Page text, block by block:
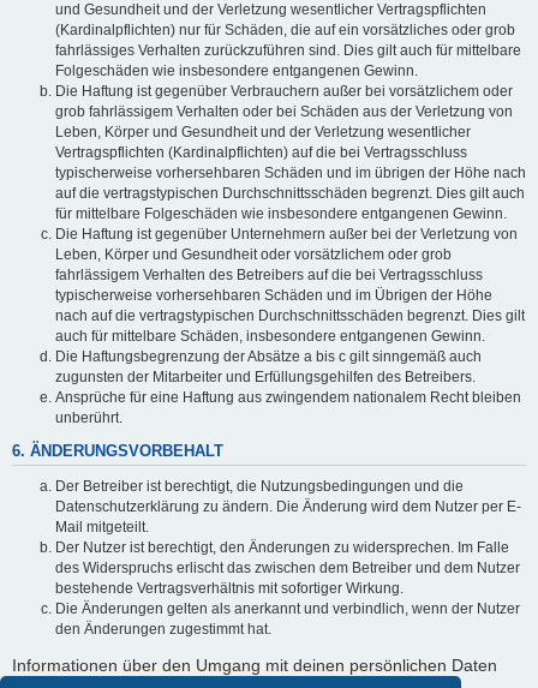
und Gesundheit und der Verletzung wesentlicher Vertragspflichten
(Kardinalpflichten) nur für Schäden, die auf ein vorsätzliches oder grob
fahrlässiges Verhalten zurückzuführen sind. Dies gilt auch für mittelbare
Folgeschäden wie insbesondere entgangenen Gewinn.
Die Haftung ist gegenüber Verbrauchern außer bei vorsätzlichem oder
grob fahrlässigem Verhalten oder bei Schäden aus der Verletzung von
Leben, Körper und Gesundheit und der Verletzung wesentlicher
Vertragspflichten (Kardinalpflichten) auf die bei Vertragsschluss
typischerweise vorhersehbaren Schäden und im übrigen der Höhe nach
auf die vertragstypischen Durchschnittsschäden begrenzt. Dies gilt auch
für mittelbare Folgeschäden wie insbesondere entgangenen Gewinn.
Die Haftung ist gegenüber Unternehmern außer bei der Verletzung von
Leben, Körper und Gesundheit oder vorsätzlichem oder grob
fahrlässigem Verhalten des Betreibers auf die bei Vertragsschluss
typischerweise vorhersehbaren Schäden und im Übrigen der Höhe
nach auf die vertragstypischen Durchschnittsschäden begrenzt. Dies gilt
auch für mittelbare Schäden, insbesondere entgangenen Gewinn.
Die Haftungsbegrenzung der Absätze a bis c gilt sinngemäß auch
zugunsten der Mitarbeiter und Erfüllungsgehilfen des Betreibers.
Ansprüche für eine Haftung aus zwingendem nationalem Recht bleiben
unberührt.
6. ÄNDERUNGSVORBEHALT
Der Betreiber ist berechtigt, die Nutzungsbedingungen und die
Datenschutzerklärung zu ändern. Die Änderung wird dem Nutzer per E-
Mail mitgeteilt.
Der Nutzer ist berechtigt, den Änderungen zu widersprechen. Im Falle
des Widerspruchs erlischt das zwischen dem Betreiber und dem Nutzer
bestehende Vertragsverhältnis mit sofortiger Wirkung.
Die Änderungen gelten als anerkannt und verbindlich, wenn der Nutzer
den Änderungen zugestimmt hat.
Informationen über den Umgang mit deinen persönlichen Daten